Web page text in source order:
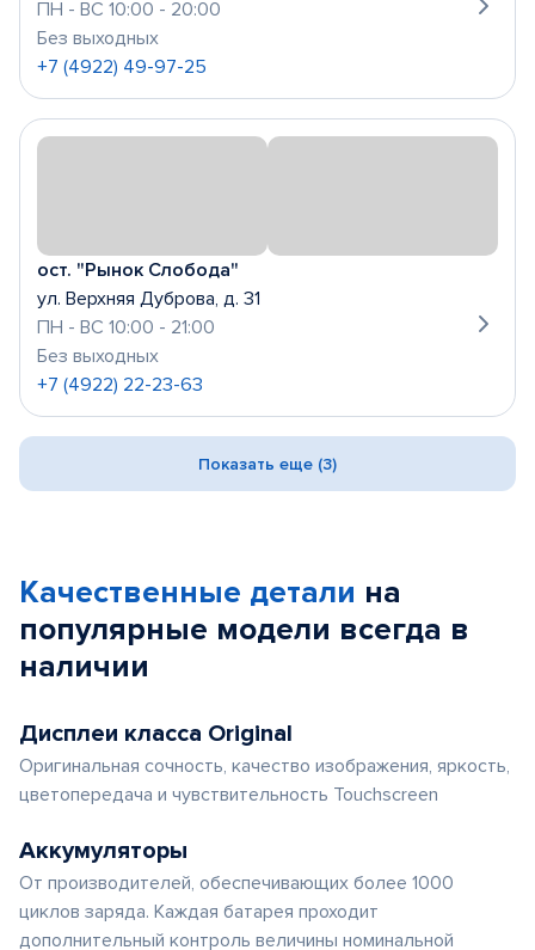
ПН - ВС 10:00 - 20:00
Без выходных
+7 (4922) 49-97-25
ост. "Рынок Слобода"
ул. Верхняя Дуброва, д. 31
ПН - ВС 10:00 - 21:00
Без выходных
+7 (4922) 22-23-63
Показать еще (3)
Качественные детали на
популярные модели всегда в
наличии
Дисплеи класса Original
Оригинальная сочность, качество изображения, яркость,
цветопередача и чувствительность Touchscreen
Аккумуляторы
От производителей, обеспечивающих более 1000
циклов заряда. Каждая батарея проходит
дополнительный контроль величины номинальной